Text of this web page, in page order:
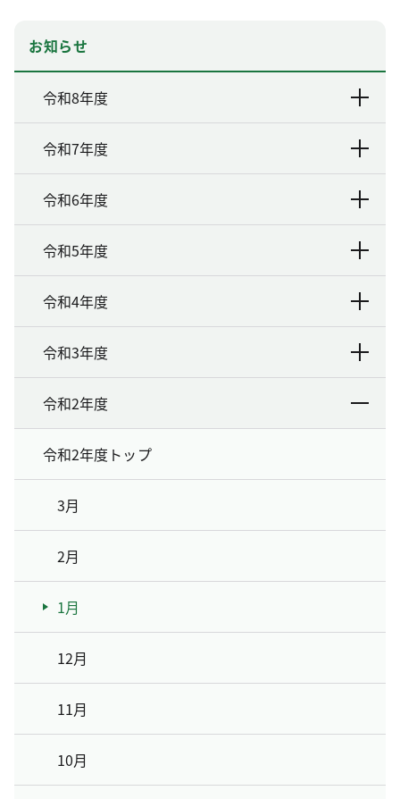
お知らせ
令和8年度
令和7年度
令和6年度
令和5年度
令和4年度
令和3年度
令和2年度
令和2年度トップ
3月
2月
1月
12月
11月
10月